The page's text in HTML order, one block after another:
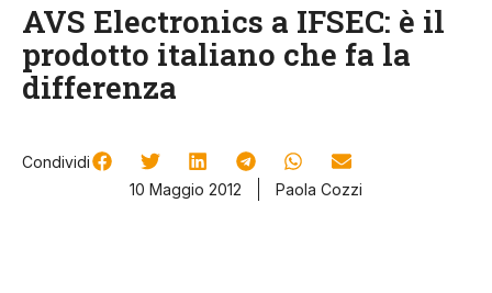
AVS Electronics a IFSEC: è il
prodotto italiano che fa la
differenza
Condividi
10 Maggio 2012
Paola Cozzi